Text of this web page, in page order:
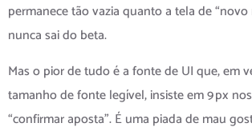
permanece tão vazia quanto a tela de “novo
nunca sai do beta.
Mas o pior de tudo é a fonte de UI que, em
tamanho de fonte legível, insiste em 9 px
“confirmar aposta”. É uma piada de mau